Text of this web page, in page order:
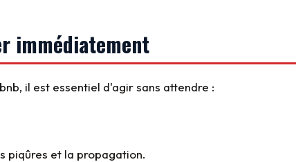
immédiatement
il est essentiel d'agir sans attendre :
piqûres et la propagation.